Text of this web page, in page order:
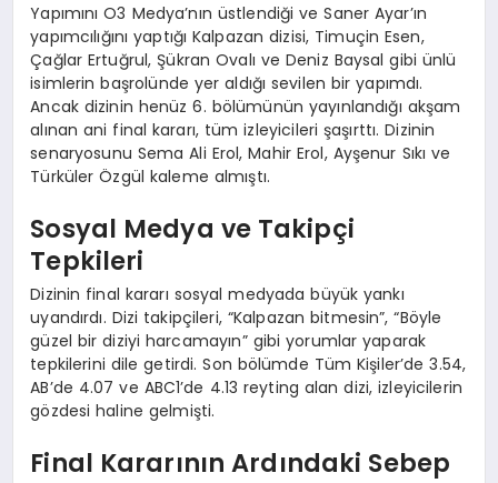
YAŞAM
DÜNYA
EĞITIM
Yapımını O3 Medya’nın üstlendiği ve Saner Ayar’ın
yapımcılığını yaptığı Kalpazan dizisi, Timuçin Esen,
Çağlar Ertuğrul, Şükran Ovalı ve Deniz Baysal gibi ünlü
isimlerin başrolünde yer aldığı sevilen bir yapımdı.
Ancak dizinin henüz 6. bölümünün yayınlandığı akşam
alınan ani final kararı, tüm izleyicileri şaşırttı. Dizinin
senaryosunu Sema Ali Erol, Mahir Erol, Ayşenur Sıkı ve
Türküler Özgül kaleme almıştı.
Sosyal Medya ve Takipçi
Tepkileri
Dizinin final kararı sosyal medyada büyük yankı
uyandırdı. Dizi takipçileri, “Kalpazan bitmesin”, “Böyle
güzel bir diziyi harcamayın” gibi yorumlar yaparak
tepkilerini dile getirdi. Son bölümde Tüm Kişiler’de 3.54,
AB’de 4.07 ve ABC1’de 4.13 reyting alan dizi, izleyicilerin
gözdesi haline gelmişti.
Final Kararının Ardındaki Sebep